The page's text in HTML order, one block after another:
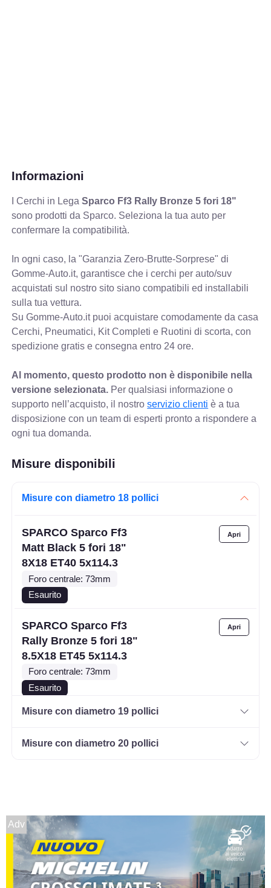
Informazioni
I Cerchi in LegaSparco Ff3 Rally Bronze 5 fori 18"
sono prodotti da Sparco. Seleziona la tua auto per
confermare la compatibilità.
In ogni caso, la "Garanzia Zero-Brutte-Sorprese" di
Gomme-Auto.it, garantisce che i cerchi per auto/suv
acquistati sul nostro sito siano compatibili ed installabili
sulla tua vettura.
Su Gomme-Auto.it puoi acquistare comodamente da casa
Cerchi, Pneumatici, Kit Completi e Ruotini di scorta, con
spedizione gratis e consegna entro 24 ore.
Al momento, questo prodotto non è disponibile nella
versione selezionata. Per qualsiasi informazione o
supporto nell’acquisto, il nostroservizio clienti è a tua
disposizione con un team di esperti pronto a rispondere a
ogni tua domanda.
Misure disponibili
Misure con diametro 18 pollici
SPARCO Sparco Ff3
Matt Black 5 fori 18"
8X18 ET40 5x114.3
Foro centrale: 73mm
Esaurito
SPARCO Sparco Ff3
Rally Bronze 5 fori 18"
8.5X18 ET45 5x114.3
Foro centrale: 73mm
Esaurito
SPARCO Sparco Ff3
9.5X18 ET38 5x114.3
Matt Black 5 fori 18"
8X18 ET35 5x100
Foro centrale: 63.4mm
Disponibile
Misure con diametro 19 pollici
Misure con diametro 20 pollici
Adv